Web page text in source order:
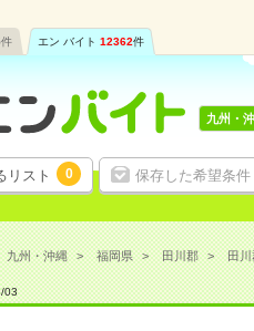
件 エン バイト 12362件
リスト 0 保存した希望条件
九州・
九州・沖縄 福岡県 田川郡 田川
/03